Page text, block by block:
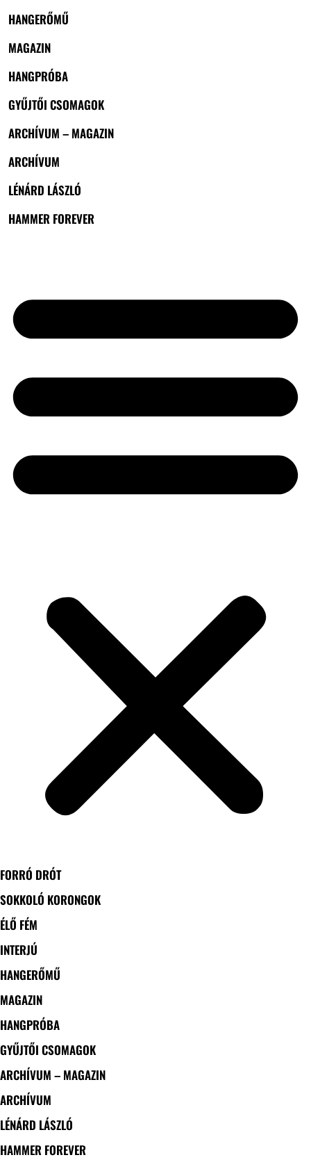
HANGERŐMŰ
MAGAZIN
HANGPRÓBA
GYŰJTŐI CSOMAGOK
ARCHÍVUM – MAGAZIN
ARCHÍVUM
LÉNÁRD LÁSZLÓ
HAMMER FOREVER
FORRÓ DRÓT
SOKKOLÓ KORONGOK
ÉLŐ FÉM
INTERJÚ
HANGERŐMŰ
MAGAZIN
HANGPRÓBA
GYŰJTŐI CSOMAGOK
ARCHÍVUM – MAGAZIN
ARCHÍVUM
LÉNÁRD LÁSZLÓ
HAMMER FOREVER